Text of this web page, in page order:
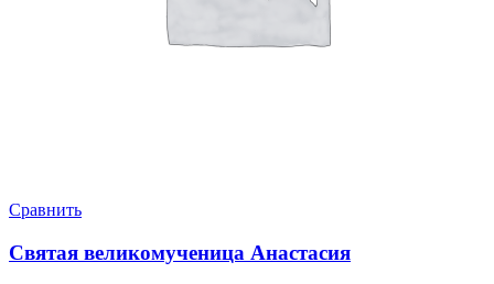
Сравнить
Святая великомученица Анастасия